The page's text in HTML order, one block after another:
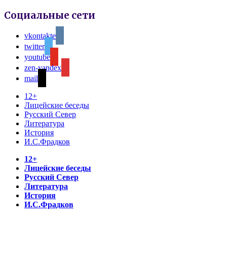
Социальные сети
vkontakte
twitter
youtube
zen-yandex
mail
12+
Лицейские беседы
Русский Север
Литература
История
И.С.Фрадков
12+
Лицейские беседы
Русский Север
Литература
История
И.С.Фрадков